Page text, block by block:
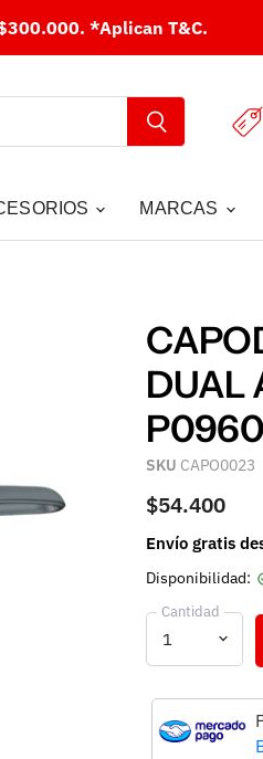
*Aplican T&C.
MARCAS
DUAL
SKU CAPO0023
$54.400
Envío gratis
Disponibilidad:
Cantidad